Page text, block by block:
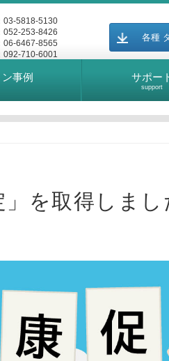
03-5818-5130
052-253-8426
06-6467-8565
092-710-6001
各種
事例 サポー
support
定」を取得
を取得しまし